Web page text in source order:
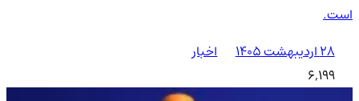
است.
۲۸ اردیبهشت ۱۴۰۵
اخبار
6,199